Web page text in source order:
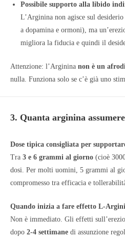
Possibile supporto alla libido
L’Arginina non agisce sul
a dopamina e ormoni), ma
migliora la fiducia e quindi il
Attenzione: l’Arginina non è un
nulla. Funziona solo se c’è già uno
3. Quanta arginina
Dose tipica consigliata per
Tra 3 e 6 grammi al giorno (cioè
dosi. Per molti uomini, 5 grammi al
compromesso tra efficacia e
Quando inizia a fare effetto L-
Non è immediato. Gli effetti
dopo 2-4 settimane di assunzione